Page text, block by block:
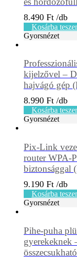
8.490 Ft
Kosárba
Gyorsnézet
kijelzővel –
hajvágó gép
8.990 Ft
Kosárba
Gyorsnézet
Pix-Link
router WPA-
biztonsággal
9.190 Ft
Kosárba
Gyorsnézet
Pihe-puha
gyerekeknek